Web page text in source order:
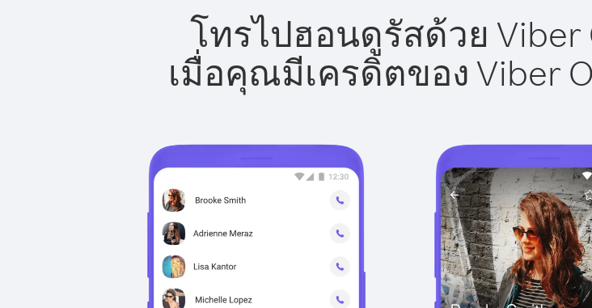
โทรไปฮอนดูรัสด้วย Viber
เมื่อคุณมีเครดิตของ Viber